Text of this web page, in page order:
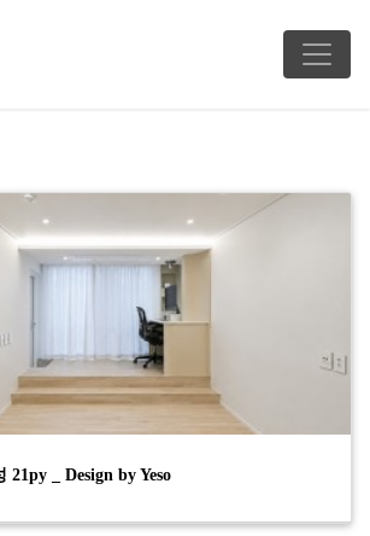
21py _ Design by Yeso